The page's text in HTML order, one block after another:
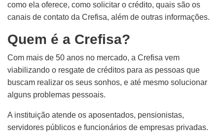
como ela oferece, como solicitar o crédito, quais são os
canais de contato da Crefisa, além de outras informações.
Quem é a Crefisa?
Com mais de 50 anos no mercado, a Crefisa vem
viabilizando o resgate de créditos para as pessoas que
buscam realizar os seus sonhos, e até mesmo solucionar
alguns problemas pessoais.
A instituição atende os aposentados, pensionistas,
servidores públicos e funcionários de empresas privadas.